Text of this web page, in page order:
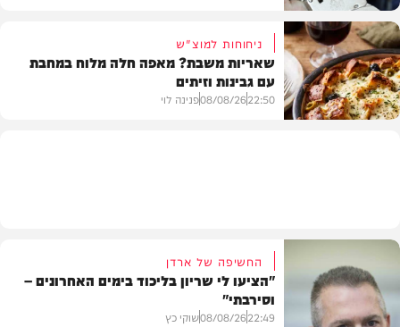
חדשות
ניחוחות למוצ"ש
שאריות משבת? מאפה חלה מלוח במחבת
עם גבינות וזיתים
22:50
08/08/26פנינה לוי
החשיפה של ארדן
"הציעו לי שריון בליכוד בימים האחרונים –
וסירבתי"
22:49
08/08/26שוקי כץ